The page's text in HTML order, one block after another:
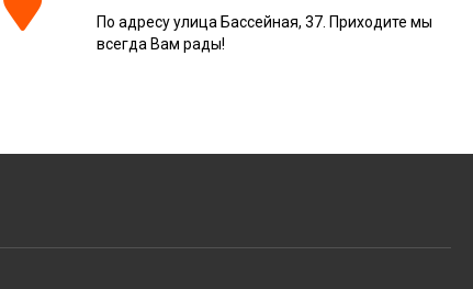
По адресу улица Бассейная, 37. Приходите мы
всегда Вам рады!